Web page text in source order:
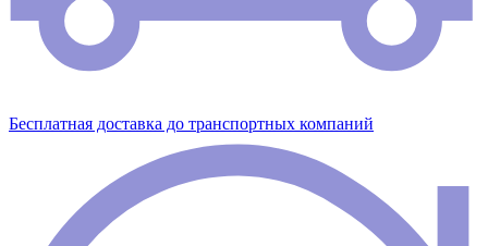
Бесплатная доставка до транспортных компаний